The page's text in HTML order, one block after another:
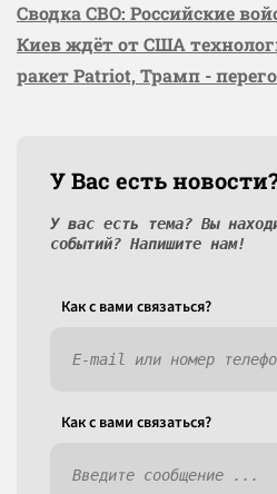
Сводка СВО: Российские
Киев ждёт от США
ракет Patriot, Трамп -
У Вас есть
У вас есть тема? Вы
событий? Напишите нам!
Как c вами связаться?
Как c вами связаться?